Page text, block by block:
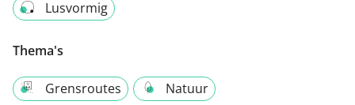
Lusvormig
Thema's
Grensroutes Natuur